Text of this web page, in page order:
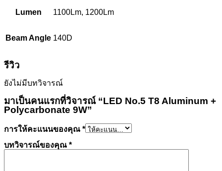
Lumen 1100Lm, 1200Lm
Beam Angle 140D
รีวิว
ยังไม่มีบทวิจารณ์
มาเป็นคนแรกที่วิจารณ์ “LED No.5 T8 Aluminum +
Polycarbonate 9W”
การให้คะแนนของคุณ *
บทวิจารณ์ของคุณ *